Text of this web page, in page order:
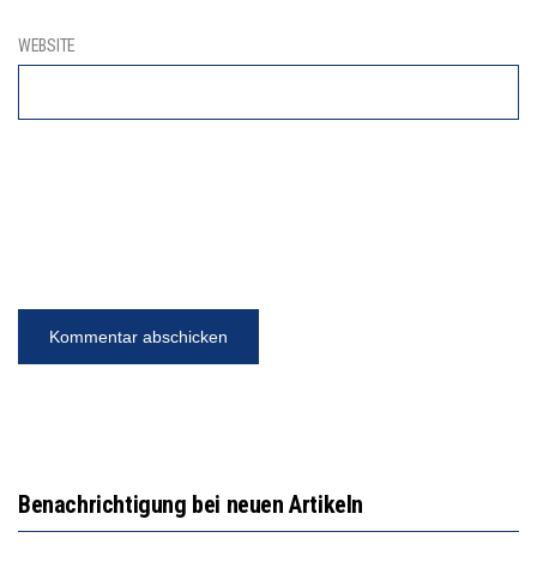
WEBSITE
Benachrichtigung bei neuen Artikeln